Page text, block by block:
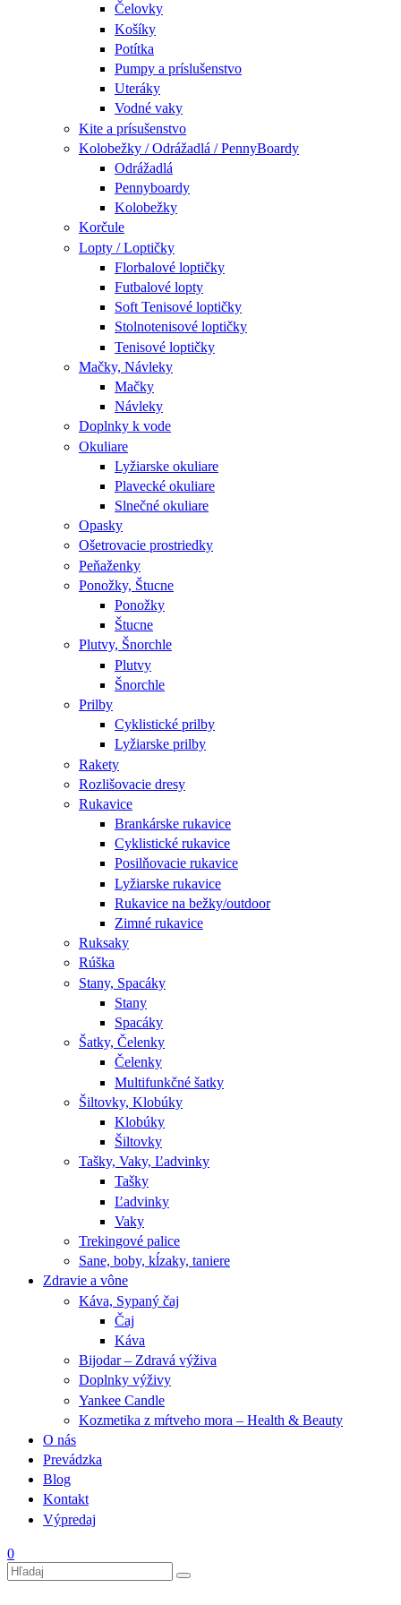
Čelovky
Košíky
Potítka
Pumpy a príslušenstvo
Uteráky
Vodné vaky
Kite a prísušenstvo
Kolobežky / Odrážadlá / PennyBoardy
Odrážadlá
Pennyboardy
Kolobežky
Korčule
Lopty / Loptičky
Florbalové loptičky
Futbalové lopty
Soft Tenisové loptičky
Stolnotenisové loptičky
Tenisové loptičky
Mačky, Návleky
Mačky
Návleky
Doplnky k vode
Okuliare
Lyžiarske okuliare
Plavecké okuliare
Slnečné okuliare
Opasky
Ošetrovacie prostriedky
Peňaženky
Ponožky, Štucne
Ponožky
Štucne
Plutvy, Šnorchle
Plutvy
Šnorchle
Prilby
Cyklistické prilby
Lyžiarske prilby
Rakety
Rozlišovacie dresy
Rukavice
Brankárske rukavice
Cyklistické rukavice
Posilňovacie rukavice
Lyžiarske rukavice
Rukavice na bežky/outdoor
Zimné rukavice
Ruksaky
Rúška
Stany, Spacáky
Stany
Spacáky
Šatky, Čelenky
Čelenky
Multifunkčné šatky
Šiltovky, Klobúky
Klobúky
Šiltovky
Tašky, Vaky, Ľadvinky
Tašky
Ľadvinky
Vaky
Trekingové palice
Sane, boby, kĺzaky, taniere
Zdravie a vône
Káva, Sypaný čaj
Čaj
Káva
Bijodar – Zdravá výživa
Doplnky výživy
Yankee Candle
Kozmetika z mŕtveho mora – Health & Beauty
O nás
Prevádzka
Blog
Kontakt
Výpredaj
0